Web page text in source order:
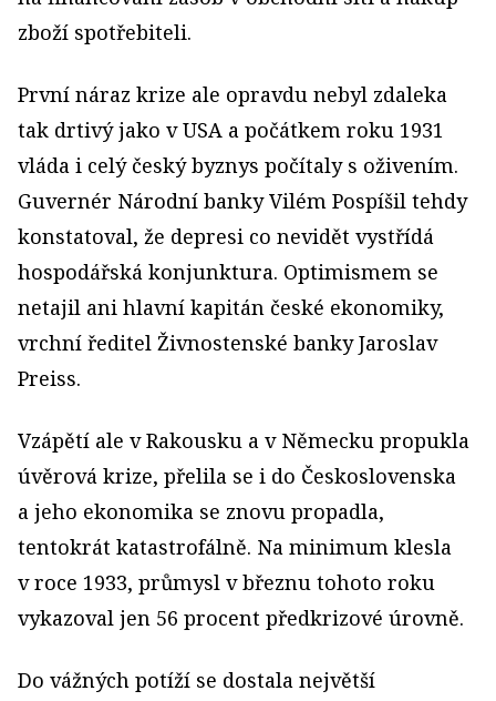
zboží spotřebiteli.
První náraz krize ale opravdu nebyl zdaleka
tak drtivý jako v USA a počátkem roku 1931
vláda i celý český byznys počítaly s oživením.
Guvernér Národní banky Vilém Pospíšil tehdy
konstatoval, že depresi co nevidět vystřídá
hospodářská konjunktura. Optimismem se
netajil ani hlavní kapitán české ekonomiky,
vrchní ředitel Živnostenské banky Jaroslav
Preiss.
Vzápětí ale v Rakousku a v Německu propukla
úvěrová krize, přelila se i do Československa
a jeho ekonomika se znovu propadla,
tentokrát katastrofálně. Na minimum klesla
v roce 1933, průmysl v březnu tohoto roku
vykazoval jen 56 procent předkrizové úrovně.
Do vážných potíží se dostala největší